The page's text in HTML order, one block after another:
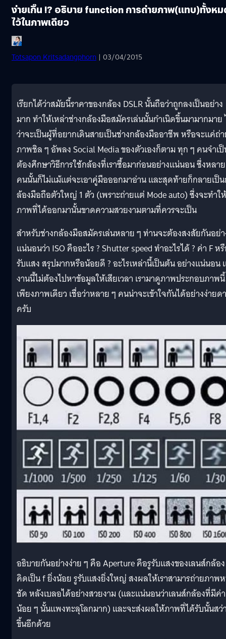
ง่ายเกิ๊น !? อธิบาย function การถ่ายภาพ(แทบ)ทั้งห
ไว้ในภาพเดียว
Totsapon Kritsadangphorn | 03/04/2015
เรียกได้ว่าสมัยนี้ราคาของกล้อง DSLR นั้นถือว่าถูกลงเป็นอย่าง
มาก ทำให้เหล่าช่างกล้องมือสมัครเล่นนั้นกำเนิดขึ้นมามากมาย
ว่าจะเป็นผู้ที่อยากเดินสายเป็นช่างกล้องมืออาชีพ หรือจะแค่ถ่
ภาพชิล ๆ อัพลง Social Media ของตัวเองก็ตาม ทุก ๆ คนจำเ
ต้องศึกษาวิธีการใช้กล้องที่เราซื้อมาก่อนอย่างแน่นอน ซึ่งหลา
คนนั้นก็ไม่แม้แต่จะเอาคู่มือออกมาอ่าน และสุดท้ายก็กลายเป็
ล้องมือถือตัวใหญ่ 1 ตัว (เพราะถ่ายแต่ Mode auto) ซึ่งจะทำให้
ภาพที่ได้ออกมานั้นขาดความสวยงามตามที่ควรจะเป็น
สำหรับช่างกล้องมือสมัครเล่นหลาย ๆ ท่านจะต้องสงสัยกันอย่
แน่นอนว่า ISO คืออะไร ? Shutter speed ทำอะไรได้ ? ค่า F ห
รับแสง สรุปมากหรือน้อยดี ? อะไรเหล่านี้เป็นต้น อย่างแน่นอน
งานนี้ไม่ต้องไปหาข้อมูลให้เสียเวลา เรามาดูภาพประกอบภาพนี้
เพียงภาพเดียว เชื่อว่าหลาย ๆ คนน่าจะเข้าใจกันได้อย่างง่ายด
ครับ
อธิบายกันอย่างง่าย ๆ คือ Aperture คือรูรับแสงของเลนส์กล้อง
คิดเป็น f ยิ่งน้อย รูรับแสงยิ่งใหญ่ สงผลให้เราสามารถ่ายภาพ
ชัด หลังเบลอได้อย่างสวยงาม (และแน่นอนว่าเลนส์กล้องที่มีค่
น้อย ๆ นั้นแพงทะลุโลกมาก) และจะส่งผลให้ภาพที่ได้รับนั้นสว่
ขึ้นอีกด้วย